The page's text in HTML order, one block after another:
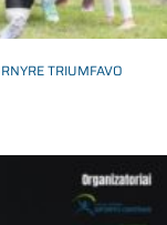
TRIUMFAVO